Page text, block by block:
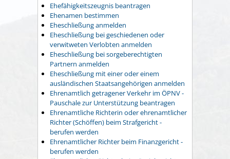
Ehefähigkeitszeugnis beantragen
Ehenamen bestimmen
Eheschließung anmelden
Eheschließung bei geschiedenen oder
verwitweten Verlobten anmelden
Eheschließung bei sorgeberechtigten
Partnern anmelden
Eheschließung mit einer oder einem
ausländischen Staatsangehörigen anmelden
Ehrenamtlich getragener Verkehr im ÖPNV -
Pauschale zur Unterstützung beantragen
Ehrenamtliche Richterin oder ehrenamtlicher
Richter (Schöffen) beim Strafgericht -
berufen werden
Ehrenamtlicher Richter beim Finanzgericht -
berufen werden